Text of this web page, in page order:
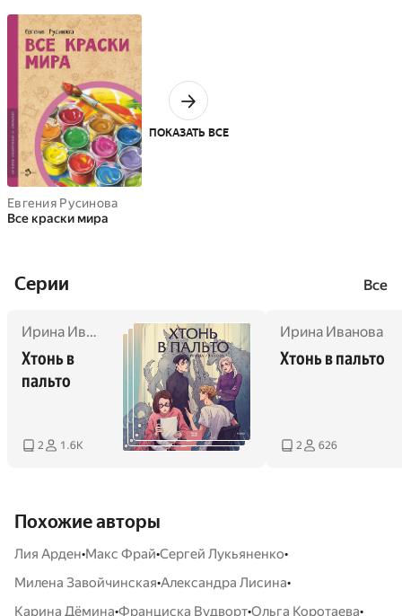
Евгения Русинова
Все краски мира
ПОКАЗАТЬ ВСЕ
Cерии Все
Ирина Иванова
Хтонь в
пальто
2 1.6K
Ирина Иванова
Хтонь в пальто
2 626
Похожие авторы
Лия Арден•Макс Фрай•Сергей Лукьяненко•
Милена Завойчинская•Александра Лисина•
Карина Дёмина•Франциска Вудворт•Ольга Коротаева•